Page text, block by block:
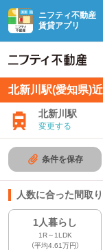
ニフティ不動産
賃貸アプリ
北新川駅(愛知県)
北新川駅
変更する
条件を保存
人数に合った間取
1人暮らし
1R～1LDK
（平均4.61万円）